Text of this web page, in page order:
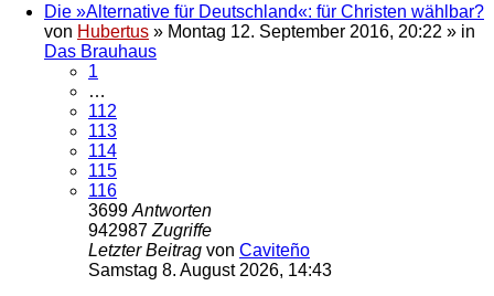
Die »Alternative für Deutschland«: für Christen wählbar?
von Hubertus » Montag 12. September 2016, 20:22 » in
Das Brauhaus
1
…
112
113
114
115
116
3699 Antworten
942987 Zugriffe
Letzter Beitrag von Caviteño
Samstag 8. August 2026, 14:43